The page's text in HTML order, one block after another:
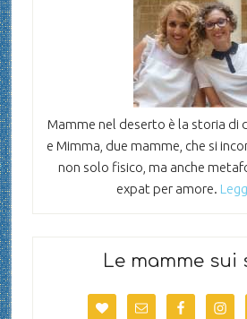
Mamme nel deserto è la storia di
e Mimma, due mamme, che si
non solo fisico, ma anche
expat per amore.
Le mamme sui